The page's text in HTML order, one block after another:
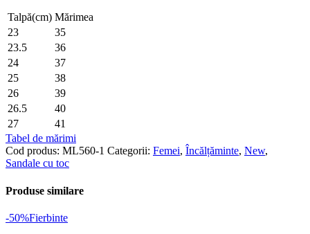
DERI
Talpă(cm) Mărimea
23
35
23.5
36
24
37
25
38
26
39
26.5
40
27
41
Tabel de mărimi
Cod produs: ML560-1 Categorii: Femei, Încălțăminte, New,
Sandale cu toc
Produse similare
-50%Fierbinte